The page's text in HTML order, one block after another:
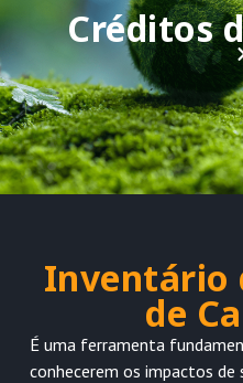
Créditos
Inventário
de
É uma ferramenta
conhecerem os impactos de